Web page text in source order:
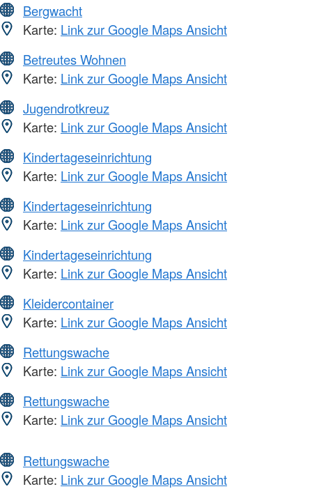
Bergwacht
Karte: Link zur Google Maps Ansicht
Betreutes Wohnen
Karte: Link zur Google Maps Ansicht
Jugendrotkreuz
Karte: Link zur Google Maps Ansicht
Kindertageseinrichtung
Karte: Link zur Google Maps Ansicht
Kindertageseinrichtung
Karte: Link zur Google Maps Ansicht
Kindertageseinrichtung
Karte: Link zur Google Maps Ansicht
Kleidercontainer
Karte: Link zur Google Maps Ansicht
Rettungswache
Karte: Link zur Google Maps Ansicht
Rettungswache
Karte: Link zur Google Maps Ansicht
Rettungswache
Karte: Link zur Google Maps Ansicht